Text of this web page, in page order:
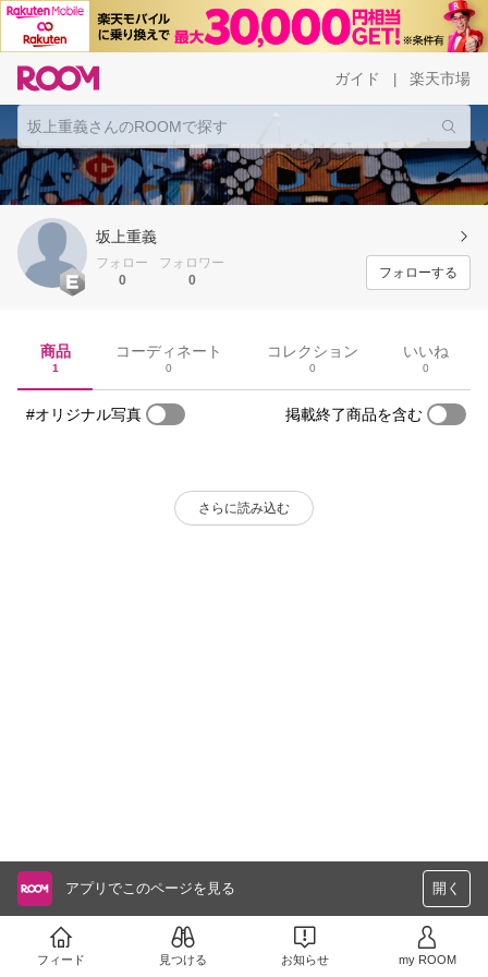
ガイド 楽天市場
坂上重義
フォロー
0
フォロワー
0
フォローする
商品
1
コーディネート
0
コレクション
0
いいね
0
#オリジナル写真 掲載終了商品を含む
さらに読み込む
アプリでこのページを見る 開く
フィード 見つける お知らせ my ROOM